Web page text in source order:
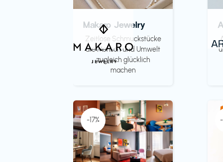
Makaro Jewelry
Zeitlose Schmuckstücke
die Mensch und Umwelt
zugleich glücklich
machen
-17%